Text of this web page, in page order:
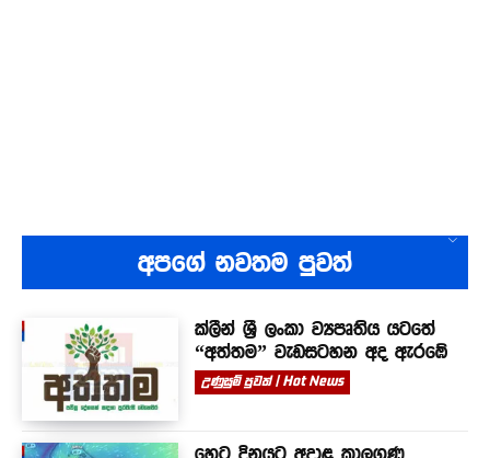
අපගේ නවතම පුවත්
ක්ලීන් ශ්‍රී ලංකා ව්‍යපෘතිය යටතේ
“අත්තම” වැඩසටහන අද ඇරඹේ
උණුසුම් පුවත් | Hot News